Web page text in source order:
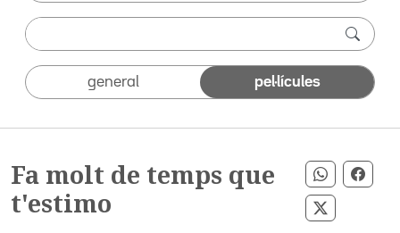
general pel·lícules
Fa molt de temps que
t'estimo
Compartir
Compartir